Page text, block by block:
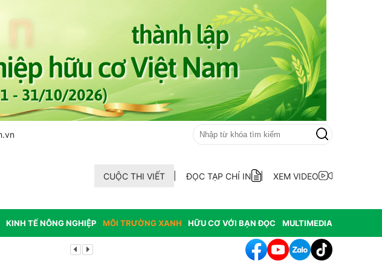
CUỘC THI VIẾT ĐỌC TẠP CHÍ IN XEM VIDEO
KINH TẾ NÔNG NGHIỆP MÔI TRƯỜNG XANH HỮU CƠ VỚI BẠN ĐỌC MULTIMEDIA
Cảnh báo canh tác cần sa làm thay đổi môi trường nghiêm trọng tại Hoa Kỳ